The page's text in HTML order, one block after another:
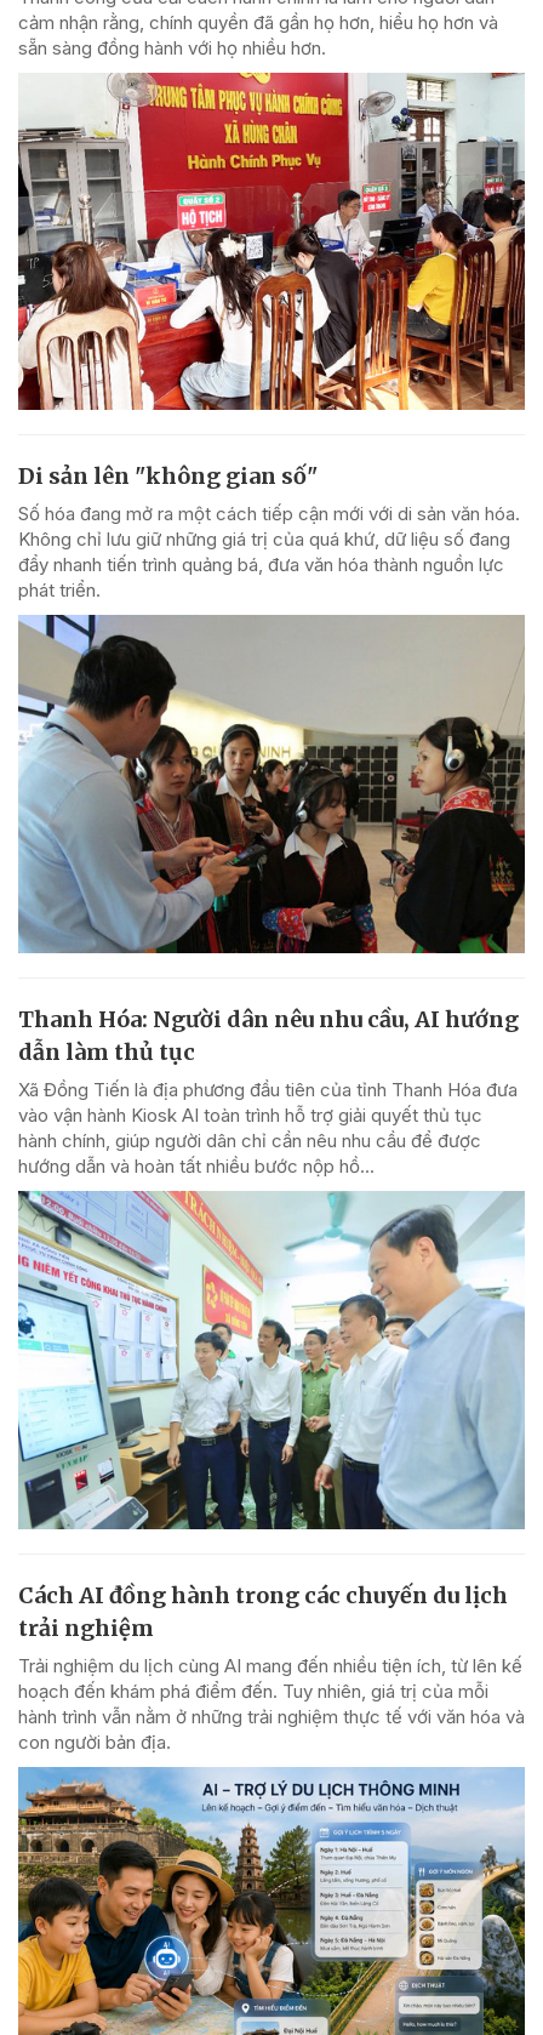
cảm nhận rằng, chính quyền đã gần họ hơn, hiểu họ hơn và
sẵn sàng đồng hành với họ nhiều hơn.
Di sản lên "không gian số"
Số hóa đang mở ra một cách tiếp cận mới với di sản văn hóa.
Không chỉ lưu giữ những giá trị của quá khứ, dữ liệu số đang
đẩy nhanh tiến trình quảng bá, đưa văn hóa thành nguồn lực
phát triển.
Thanh Hóa: Người dân nêu nhu cầu, AI hướng
dẫn làm thủ tục
Xã Đồng Tiến là địa phương đầu tiên của tỉnh Thanh Hóa đưa
vào vận hành Kiosk AI toàn trình hỗ trợ giải quyết thủ tục
hành chính, giúp người dân chỉ cần nêu nhu cầu để được
hướng dẫn và hoàn tất nhiều bước nộp hồ...
Cách AI đồng hành trong các chuyến du lịch
trải nghiệm
Trải nghiệm du lịch cùng AI mang đến nhiều tiện ích, từ lên kế
hoạch đến khám phá điểm đến. Tuy nhiên, giá trị của mỗi
hành trình vẫn nằm ở những trải nghiệm thực tế với văn hóa và
con người bản địa.